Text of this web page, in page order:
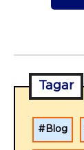
Tagar
Blog